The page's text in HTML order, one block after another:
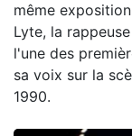
même
Lyte, la
l'une des
sa voix sur la
1990.